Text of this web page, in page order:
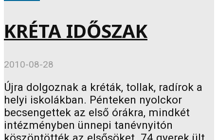
KRÉTA IDŐSZAK
2010-08-28
Újra dolgoznak a kréták, tollak, radírok a
helyi iskolákban. Pénteken nyolckor
becsengettek az első órákra, mindkét
intézményben ünnepi tanévnyitón